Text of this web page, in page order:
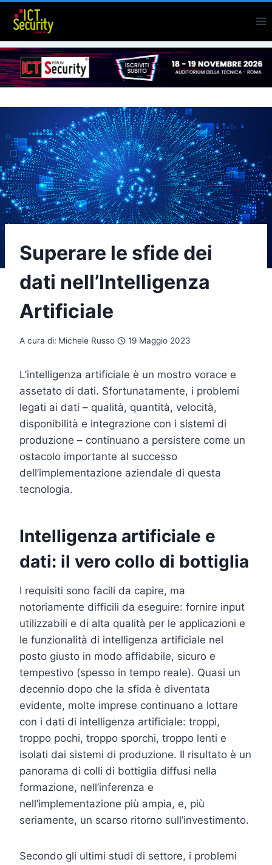
Salta
contenuto
Superare le sfide dei
dati nell’Intelligenza
Artificiale
A cura di: Michele Russo 19 Maggio 2023
L’intelligenza artificiale è un mostro vorace e
assetato di dati. Sfortunatamente, i problemi
legati ai dati – qualità, quantità, velocità,
disponibilità e integrazione con i sistemi di
produzione – continuano a persistere come un
ostacolo importante al successo
dell’implementazione aziendale di questa
tecnologia.
Intelligenza artificiale e
dati: il vero collo di bottiglia
I requisiti sono facili da capire, ma
notoriamente difficili da eseguire: fornire input
utilizzabili e di alta qualità per le applicazioni e
le funzionalità di intelligenza artificiale nel
posto giusto in modo affidabile, sicuro e
tempestivo (spesso in tempo reale). Quasi un
decennio dopo che la sfida è diventata
evidente, molte imprese continuano a lottare
con i dati di intelligenza artificiale: troppi,
troppo pochi, troppo sporchi, troppo lenti e
isolati dai sistemi di produzione. Il risultato è un
panorama di colli di bottiglia diffusi nella
formazione, nell’inferenza e
nell’implementazione più ampia, e, più
seriamente, un scarso ritorno sull’investimento.
Secondo gli ultimi studi di settore, i problemi